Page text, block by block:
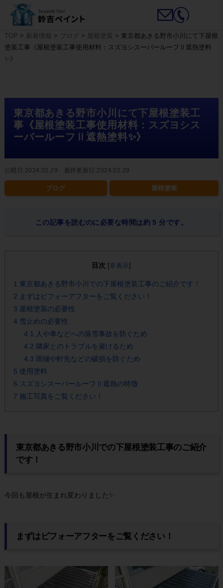
TOP > 新着情報 > ブログ > 屋根塗装 > 東京都あきる野市小川にて下屋根
塗装工事《屋根塗装工事使用材料：スズヨシスーパールーフⅡ遮熱塗料
✨》
東京都あきる野市小川にて下屋根塗装工
事《屋根塗装工事使用材料：スズヨシス
ーパールーフⅡ遮熱塗料✨》
公開日:2024.02.29 最終更新日:2024.02.29
ブログ 屋根塗装
この記事を読むのに必要な時間は約 5 分です。
目次 [非表示
1 東京都あきる野市小川での下屋根塗装工事のご紹介です！
2 まずはビフォーアフターをご覧ください！
3 屋根塗装の必要性
4 雪止めの必要性
4.1 人や車などへの落雪事故を防ぐため
4.2 隣家とのトラブルを避けるため
4.3 雨樋や軒先などの破損を防ぐため
5 使用塗料
6 スズヨシスーパールーフⅡ遮熱の特徴
7 施工写真をご覧ください！
東京都あきる野市小川での下屋根塗装工事のご紹介
です！
今回も屋根が生まれ変わりました✨
まずはビフォーアフターをご覧ください！